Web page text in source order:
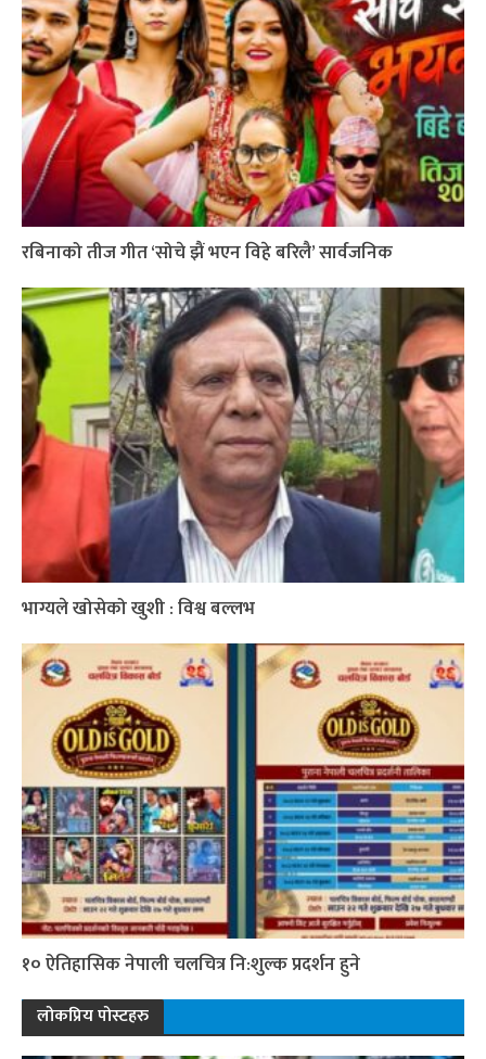
रबिनाको तीज गीत ‘सोचे झैं भएन विहे बरिलै’ सार्वजनिक
भाग्यले खोसेको खुशी : विश्व बल्लभ
१० ऐतिहासिक नेपाली चलचित्र नि:शुल्क प्रदर्शन हुने
लोकप्रिय पोस्टहरु